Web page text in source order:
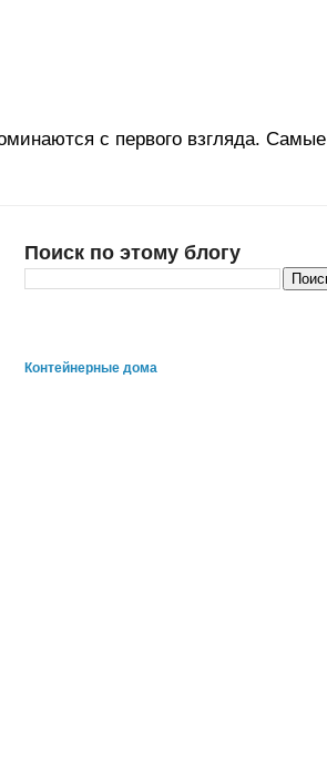
с первого взгляда. Самые
Поиск по этому блогу
Контейнерные дома